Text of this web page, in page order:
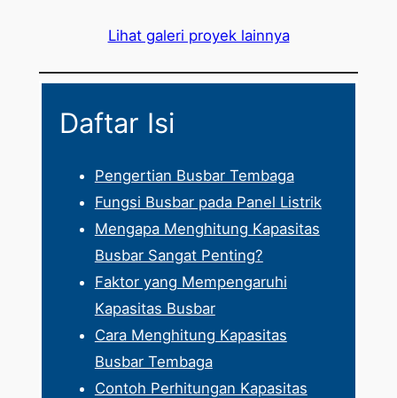
Lihat galeri proyek lainnya
Daftar Isi
Pengertian Busbar Tembaga
Fungsi Busbar pada Panel Listrik
Mengapa Menghitung Kapasitas
Busbar Sangat Penting?
Faktor yang Mempengaruhi
Kapasitas Busbar
Cara Menghitung Kapasitas
Busbar Tembaga
Contoh Perhitungan Kapasitas